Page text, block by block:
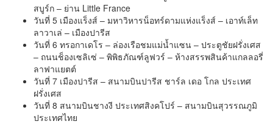
สบูร์ก – ย่าน Little France
วันที่ 5 เมืองแร็งส์ – มหาวิหารน็อทร์ดามแห่งแร็งส์ – เอาท์เล็ท
ลาวาเล่ – เมืองปารีส
วันที่ 6 ทรอกาเดโร – ล่องเรือชมแม่น้ำแซน – ประตูชัยฝรั่งเศส
– ถนนช็องเซลิเซ่ – พิพิธภัณฑ์ลูฟวร์ – ห้างสรรพสินค้าแกลลอรี่
ลาฟาแยตต์
วันที่ 7 เมืองปารีส – สนามบินปารีส ชาร์ล เดอ โกล ประเทศ
ฝรั่งเศส
วันที่ 8 สนามบินชางงี ประเทศสิงคโปร์ – สนามบินสุวรรณภูมิ
ประเทศไทย